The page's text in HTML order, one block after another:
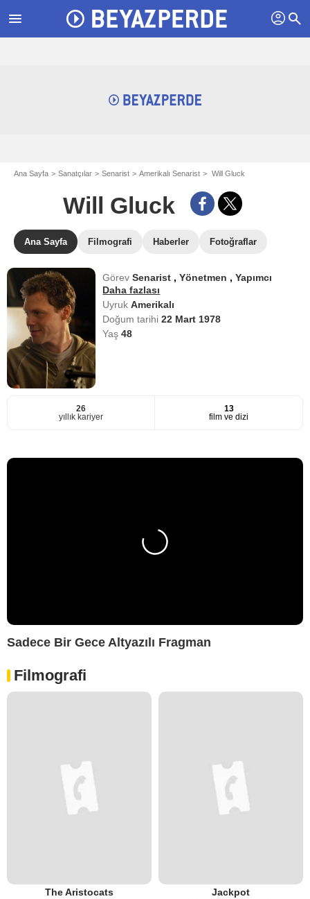
menu profil search
Ana Sayfa Sanatçılar Senarist Amerikalı Senarist Will Gluck
Will Gluck
Ana Sayfa Filmografi Haberler Fotoğraflar
GörevSenarist ,Yönetmen ,Yapımcı
Daha fazlası
UyrukAmerikalı
Doğum tarihi22 Mart 1978
Yaş48
26
yıllık kariyer
13
film ve dizi
Sadece Bir Gece Altyazılı Fragman
Filmografi
The Aristocats Jackpot